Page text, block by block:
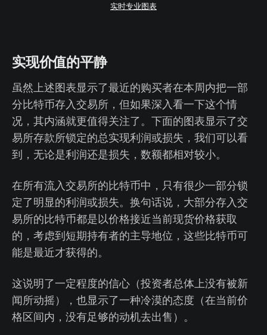
实时专业图表
实现价值的平静
虽然上述图表显示了最近的购买者在本周内把一部
分比特币存入交易所，但如果深入看一下这个情
况，其内涵就更值得关注了。下面的图表显示了交
易所存款所锁定的总实现利润或损失，我们可以看
到，无论是利润还是损失，数额都相对较小。
在所有流入交易所的比特币中，只有很少一部分锁
定了明显的利润或损失。换句话说，大部分存入交
易所的比特币都是以价格接近当前现货价格获取
的，考虑到短期持有者的主导地位，这些比特币可
能是最近才获得的。
这说明了一定程度的信心（投资者总体上没有被新
闻所动摇），也显示了一种冷漠的态度（在当前价
格区间内，没有足够的动机去出售）。